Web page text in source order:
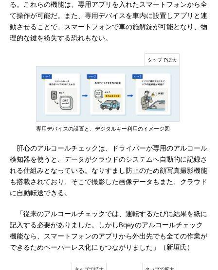
る。これらの機能は、専用アプリを入れたスマートフォンから全
て操作が可能だ。また、専用デバイスを車内に設置しアプリと連
動させることで、スマートフォンで車の施解錠が可能となり、物
理的な鍵を紛失する恐れもない。
専用デバイスの設置と、デジタルキー利用のイメージ図
肝心のアルコールチェックは、ドライバーが専用のアルコール
検知器を使うと、データがクラウドのシステムへ自動的に記録さ
れる仕組みとなっている。なりすまし防止のため顔写真撮影機能
も搭載されており、そこで撮影した画像データもまた、クラウド
に自動転送できる。
「従来のアルコールチェックでは、運転するたびに結果を紙に
記入する必要がありました。しかしBqeyのアルコールチェック
機能なら、スマートフォンのアプリから外出先でも全ての作業が
できるためペーパーレス化にもつながりました」（新垣氏）